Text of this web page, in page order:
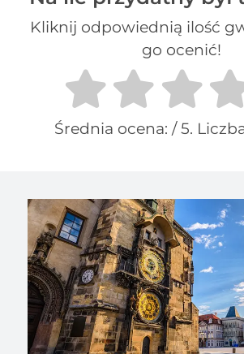
Kliknij odpowiednią ilość
go ocenić!
Średnia ocena: / 5.